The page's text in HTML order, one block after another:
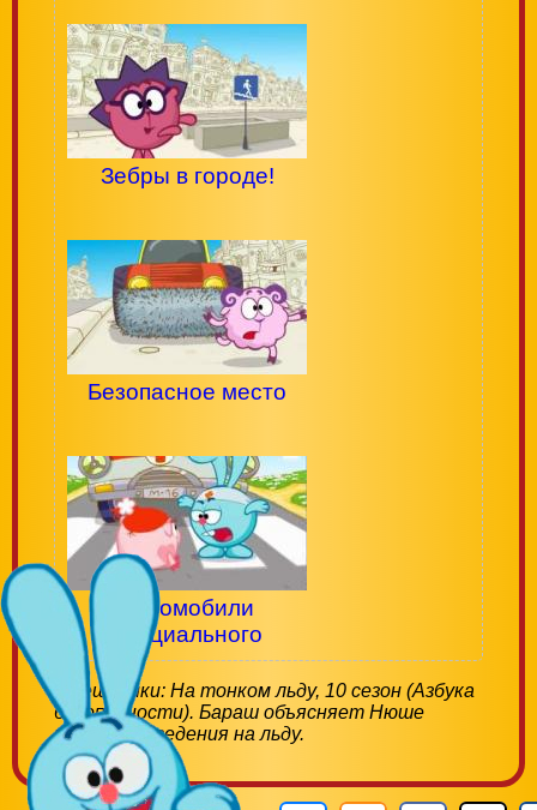
Зебры в городе!
Безопасное место
Автомобили
специального
назначения
Смешарики: На тонком льду, 10 сезон (Азбука
безопасности). Бараш объясняет Нюше
правила поведения на льду.